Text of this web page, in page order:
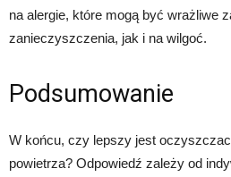
na alergie, które mogą być wrażliwe
zanieczyszczenia, jak i na wilgoć.
Podsumowanie
W końcu, czy lepszy jest
powietrza? Odpowiedź zależy od